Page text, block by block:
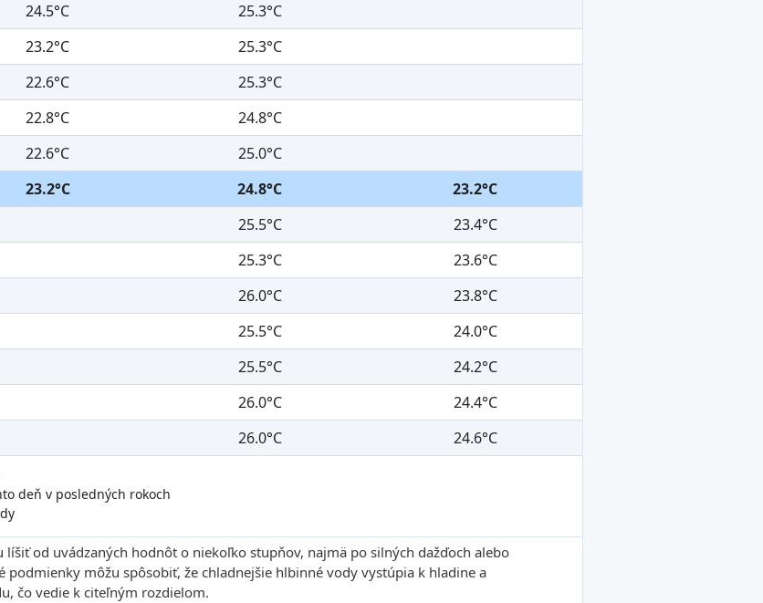
24.5°C
25.3°C
23.2°C
25.3°C
22.6°C
25.3°C
22.8°C
24.8°C
22.6°C
25.0°C
23.2°C 24.8°C
23.2°C
25.5°C
23.4°C
25.3°C
23.6°C
26.0°C
23.8°C
25.5°C
24.0°C
25.5°C
24.2°C
26.0°C
24.4°C
26.0°C 24.6°C
deň v posledných rokoch
od uvádzaných hodnôt o niekoľko stupňov, najmä po silných dažďoch alebo
môžu spôsobiť, že chladnejšie hlbinné vody vystúpia k hladine a
čo vedie k citeľným rozdielom.